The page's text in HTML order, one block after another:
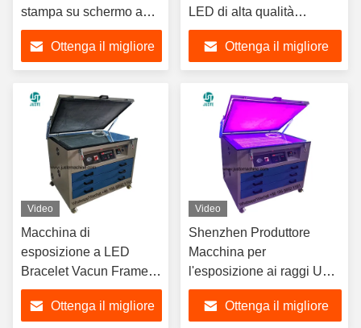
stampa su schermo a
LED UV Lampada UV a
vuoto Flexo Offset Plate
Making Stamp Exposure
Machine con unità di
asciugatura
Ottenga il migliore
LED di alta qualità
Asciugatrice Armadio
Unità di esposizione ai
raggi UV Macchina per la
stampa a schermo
Esposizione a rotazione
Ottenga il migliore
Video
Macchina di
esposizione a LED
Bracelet Vacun Frame
Drying Cabinet
Macchina di
Ottenga il migliore
Video
Shenzhen Produttore
Macchina per
l'esposizione ai raggi UV a
LED
Ottenga il migliore